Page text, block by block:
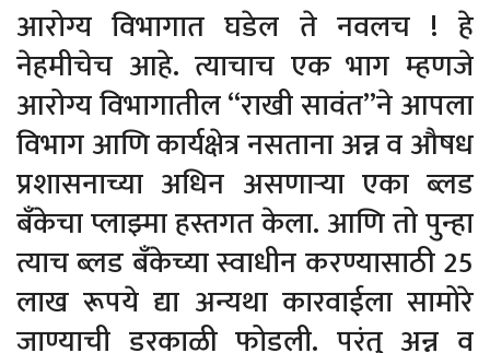
आरोग्य विभागात घडेल ते नवलच ! हे
नेहमीचेच आहे. त्याचाच एक भाग म्हणजे
आरोग्य विभागातील “राखी सावंत”ने आपला
विभाग आणि कार्यक्षेत्र नसताना अन्न व औषध
प्रशासनाच्या अधिन असणाऱ्या एका ब्लड
बँकेचा प्लाझ्मा हस्तगत केला. आणि तो पुन्हा
त्याच ब्लड बँकेच्या स्वाधीन करण्यासाठी 25
लाख रूपये द्या अन्यथा कारवाईला सामोरे
जाण्याची डरकाळी फोडली. परंतु अन्न व